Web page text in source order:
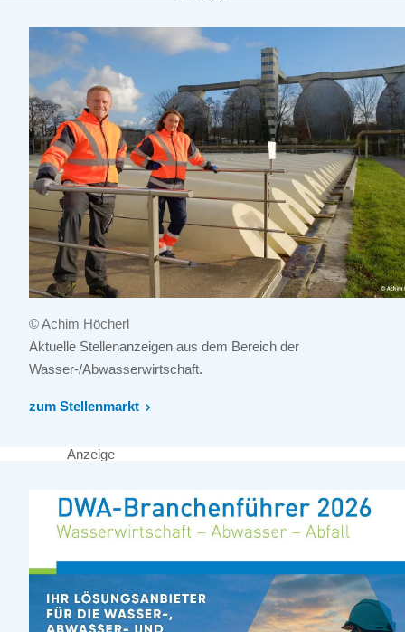
© Achim Höcherl
Aktuelle Stellenanzeigen aus dem Bereich der
Wasser-/Abwasserwirtschaft.
zum Stellenmarkt
Anzeige